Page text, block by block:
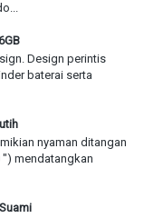
Design perintis
baterai serta
nyaman ditangan
") mendatangkan